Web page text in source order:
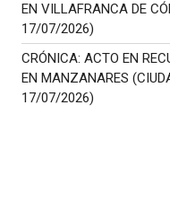
EN VILLAFRANCA DE
17/07/2026)
CRÓNICA: ACTO EN
EN MANZANARES
17/07/2026)